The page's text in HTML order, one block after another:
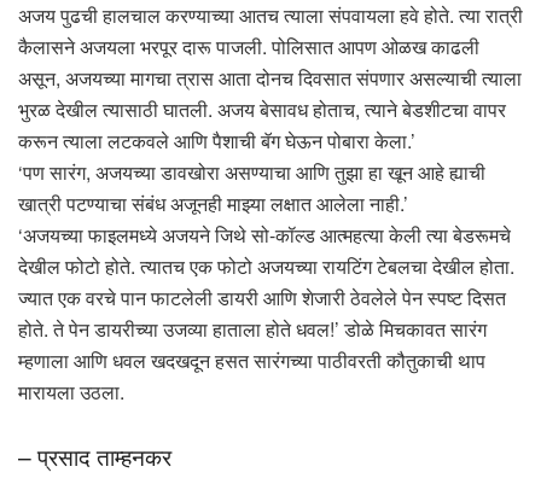
अजय पुढची हालचाल करण्याच्या आतच त्याला संपवायला हवे होते. त्या रात्री
कैलासने अजयला भरपूर दारू पाजली. पोलिसात आपण ओळख काढली
असून, अजयच्या मागचा त्रास आता दोनच दिवसात संपणार असल्याची त्याला
भुरळ देखील त्यासाठी घातली. अजय बेसावध होताच, त्याने बेडशीटचा वापर
करून त्याला लटकवले आणि पैशाची बॅग घेऊन पोबारा केला.’
‘पण सारंग, अजयच्या डावखोरा असण्याचा आणि तुझा हा खून आहे ह्याची
खात्री पटण्याचा संबंध अजूनही माझ्या लक्षात आलेला नाही.’
‘अजयच्या फाइलमध्ये अजयने जिथे सो-कॉल्ड आत्महत्या केली त्या बेडरूमचे
देखील फोटो होते. त्यातच एक फोटो अजयच्या रायटिंग टेबलचा देखील होता.
ज्यात एक वरचे पान फाटलेली डायरी आणि शेजारी ठेवलेले पेन स्पष्ट दिसत
होते. ते पेन डायरीच्या उजव्या हाताला होते धवल!’ डोळे मिचकावत सारंग
म्हणाला आणि धवल खदखदून हसत सारंगच्या पाठीवरती कौतुकाची थाप
मारायला उठला.
– प्रसाद ताम्हनकर